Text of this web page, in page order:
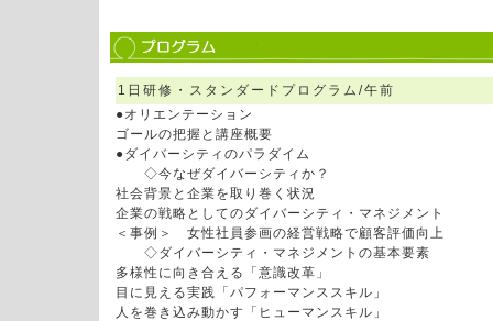
1日研修・スタンダードプログラム/午前
●オリエンテーション
ゴールの把握と講座概要
●ダイバーシティのパラダイム
◇今なぜダイバーシティか？
社会背景と企業を取り巻く状況
企業の戦略としてのダイバーシティ・マネジメント
＜事例＞ 女性社員参画の経営戦略で顧客評価向上
◇ダイバーシティ・マネジメントの基本要素
多様性に向き合える「意識改革」
目に見える実践「パフォーマンススキル」
人を巻き込み動かす「ヒューマンスキル」